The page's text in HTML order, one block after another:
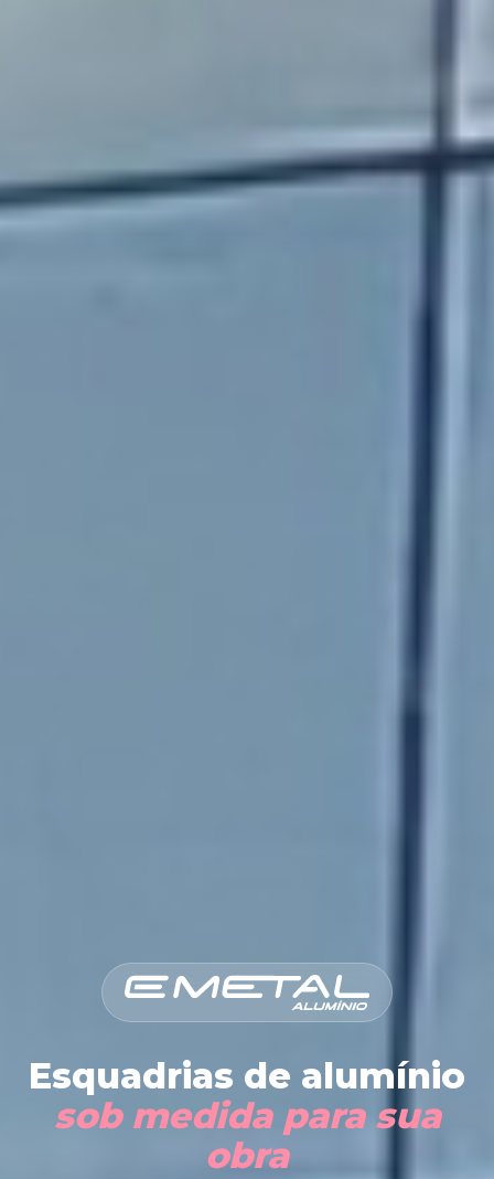
Esquadrias de alumínio
sob medida para sua
obra